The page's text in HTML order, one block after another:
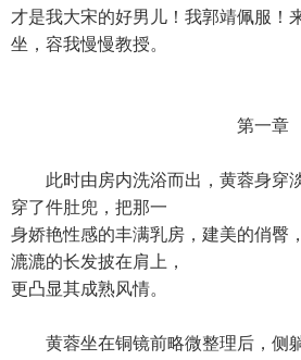
才是我大宋的好男儿！我郭靖佩服！
坐，容我慢慢教授。
第一章 学习
此时由房内洗浴而出，黄蓉身穿
穿了件肚兜，把那一
身娇艳性感的丰满乳房，建美的俏臀
漉漉的长发披在肩上，
更凸显其成熟风情。
黄蓉坐在铜镜前略微整理后，侧